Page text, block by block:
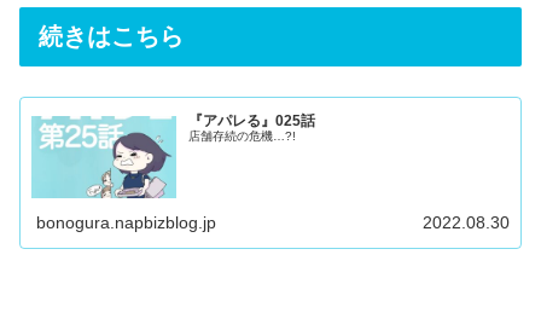
続きはこちら
『アパレる』025話
店舗存続の危機…?!
bonogura.napbizblog.jp 2022.08.30